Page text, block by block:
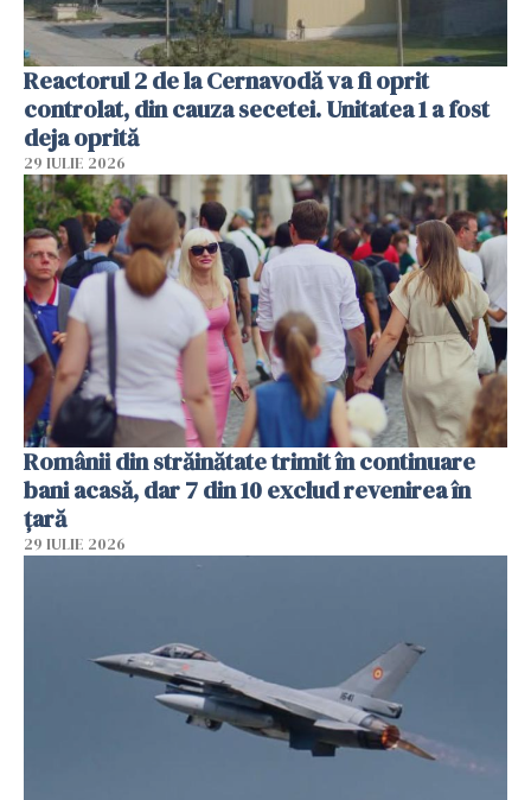
Reactorul 2 de la Cernavodă va fi oprit
controlat, din cauza secetei. Unitatea 1 a fost
deja oprită
29 IULIE 2026
Românii din străinătate trimit în continuare
bani acasă, dar 7 din 10 exclud revenirea în
țară
29 IULIE 2026